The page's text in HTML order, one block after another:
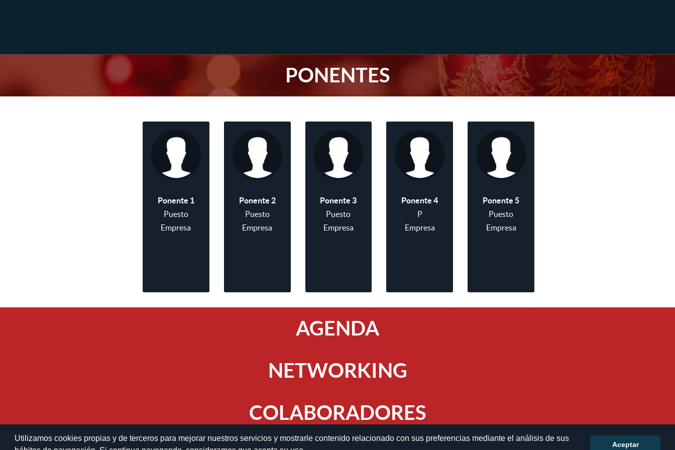
PONENTES
Ponente 1
Puesto
Empresa
Ponente 2
Puesto
Empresa
Ponente 3
Puesto
Empresa
Ponente 4
P
Empresa
Ponente 5
Puesto
Empresa
AGENDA
NETWORKING
Utilizamos cookies propias y de terceros para mejorar nuestros servicios y mostrarle contenido relacionado con sus preferencias mediante el análisis de sus
Aceptar
COLABORADORES